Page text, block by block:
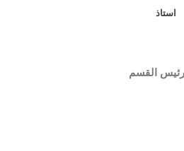
استاذ
رئيس القسم